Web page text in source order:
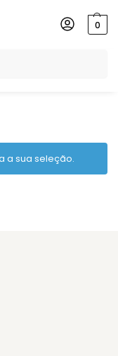
0
baggy”
a sua seleção.